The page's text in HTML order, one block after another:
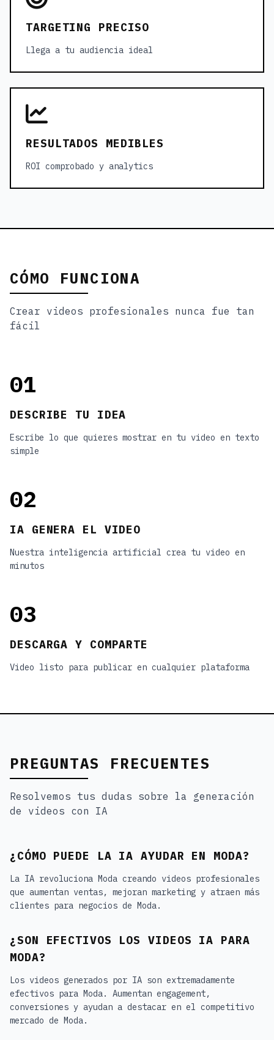
TARGETING PRECISO
Llega a tu audiencia ideal
RESULTADOS MEDIBLES
ROI comprobado y analytics
CÓMO FUNCIONA
Crear videos profesionales nunca fue tan
fácil
01
DESCRIBE TU IDEA
Escribe lo que quieres mostrar en tu video en texto
simple
02
IA GENERA EL VIDEO
Nuestra inteligencia artificial crea tu video en
minutos
03
DESCARGA Y COMPARTE
Video listo para publicar en cualquier plataforma
PREGUNTAS FRECUENTES
Resolvemos tus dudas sobre la generación
de videos con IA
¿CÓMO PUEDE LA IA AYUDAR EN MODA?
La IA revoluciona Moda creando videos profesionales
que aumentan ventas, mejoran marketing y atraen más
clientes para negocios de Moda.
¿SON EFECTIVOS LOS VIDEOS IA PARA
MODA?
Los videos generados por IA son extremadamente
efectivos para Moda. Aumentan engagement,
conversiones y ayudan a destacar en el competitivo
mercado de Moda.